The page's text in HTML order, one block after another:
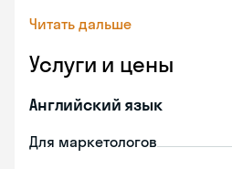
Читать дальше
Услуги и цены
Английский язык
Для маркетологов